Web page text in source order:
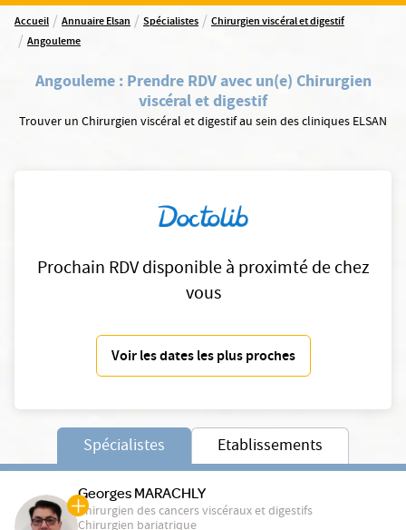
Accueil / Annuaire Elsan / Spécialistes / Chirurgien viscéral et digestif
/ Angouleme
Angouleme: Prendre RDV avec un(e) Chirurgien
viscéral et digestif
Trouver un Chirurgien viscéral et digestif au sein des cliniques ELSAN
Prochain RDV disponible à proximté de chez
vous
Voir les dates les plus proches
Spécialistes Etablissements
Georges MARACHLY
Chirurgien des cancers viscéraux et digestifs